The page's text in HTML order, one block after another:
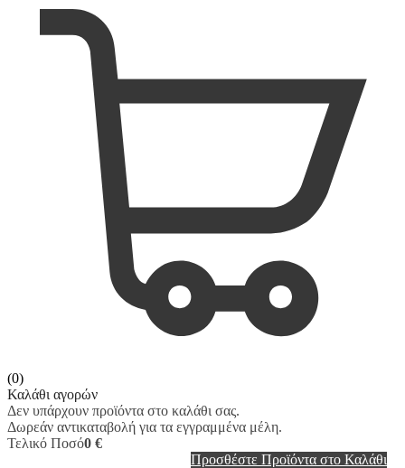
(0)
Καλάθι αγορών
Δεν υπάρχουν προϊόντα στο καλάθι σας.
Δωρεάν αντικαταβολή για τα εγγραμμένα μέλη.
Τελικό Ποσό0 €
Προσθέστε Προϊόντα στο Καλάθι